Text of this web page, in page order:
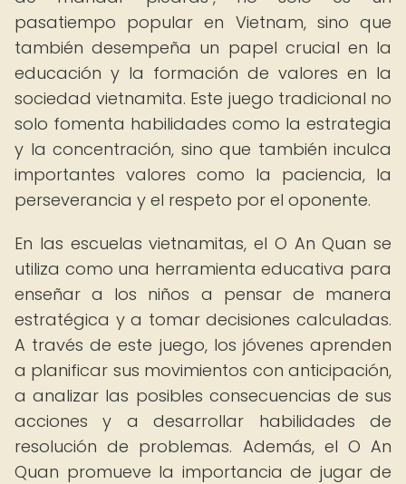
pasatiempo popular en Vietnam, sino que
también desempeña un papel crucial en la
educación y la formación de valores en la
sociedad vietnamita. Este juego tradicional no
solo fomenta habilidades como la estrategia
y la concentración, sino que también inculca
importantes valores como la paciencia, la
perseverancia y el respeto por el oponente.
En las escuelas vietnamitas, el O An Quan se
utiliza como una herramienta educativa para
enseñar a los niños a pensar de manera
estratégica y a tomar decisiones calculadas.
A través de este juego, los jóvenes aprenden
a planificar sus movimientos con anticipación,
a analizar las posibles consecuencias de sus
acciones y a desarrollar habilidades de
resolución de problemas. Además, el O An
Quan promueve la importancia de jugar de